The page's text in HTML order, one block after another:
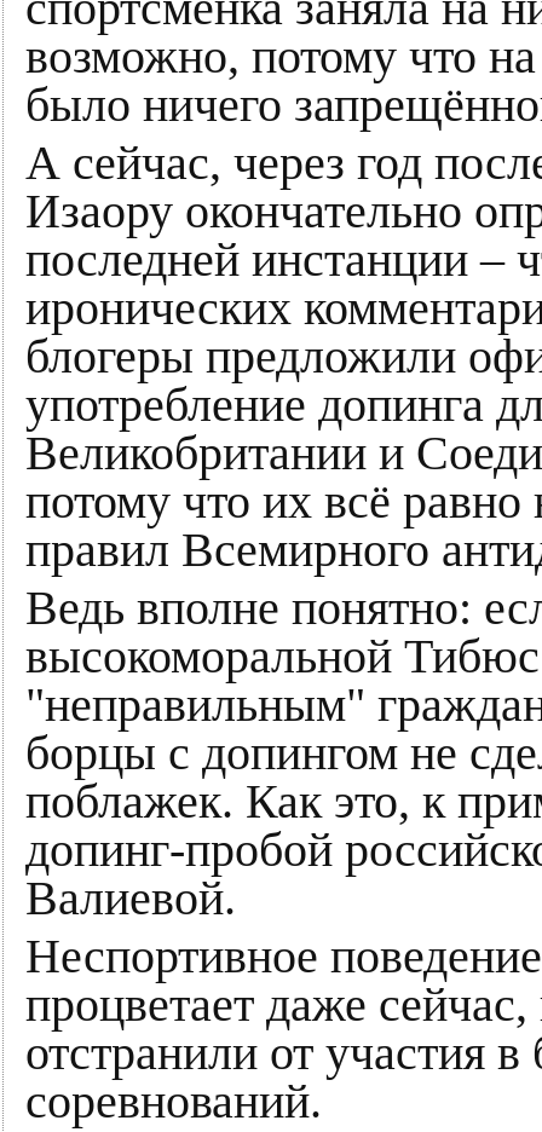
возможно, потому что на
было ничего
А сейчас, через год
Изаору окончательно
последней инстанции –
иронических
блогеры предложили
употребление допинга
Великобритании и
потому что их всё
правил Всемирного
Ведь вполне понятно:
высокоморальной Тибюс
"неправильным"
борцы с допингом не
поблажек. Как это, к
допинг-пробой
Валиевой.
Неспортивное
процветает даже
отстранили от участия
соревнований.